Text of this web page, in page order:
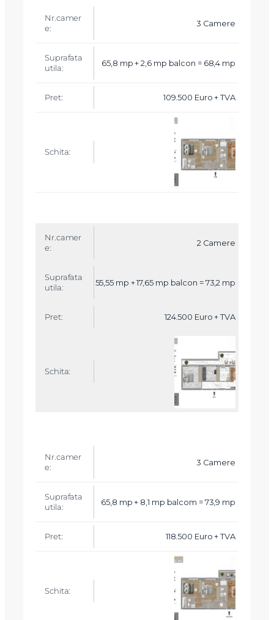
3 Camere
65,8 mp + 2,6 mp balcon = 68,4 mp
109.500 Euro + TVA
2 Camere
55,55 mp + 17,65 mp balcon = 73,2 mp
124.500 Euro + TVA
3 Camere
65,8 mp + 8,1 mp balcom = 73,9 mp
118.500 Euro + TVA